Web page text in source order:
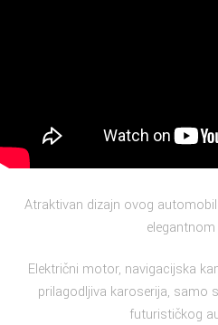
Atraktivan dizajn ovog
Električni motor, navigacijska
prilagodljiva karoserija, samo
futurističkog